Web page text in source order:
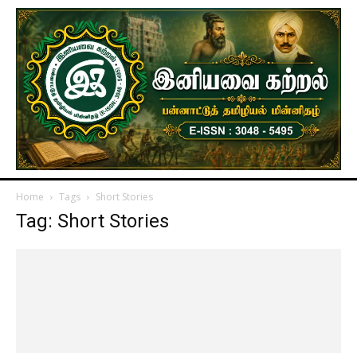
Home Tags Short Stories
Tag: Short Stories